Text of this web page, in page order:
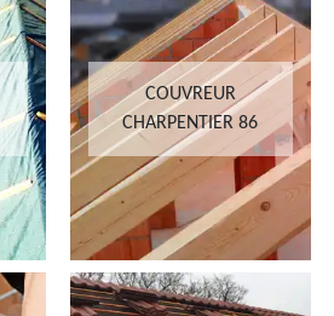
COUVREUR
CHARPENTIER 86